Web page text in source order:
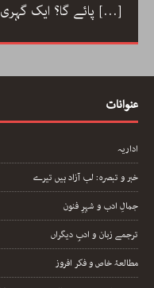
[…]
عنوانات
اداریہ
خبر و تبصرہ: لب آزاد ہیں تیرے
جمالِ ادب و شہرِ فنون
ترجمے زبان و ادبِ دیگراں
مطالعۂ خاص و فکر افروز